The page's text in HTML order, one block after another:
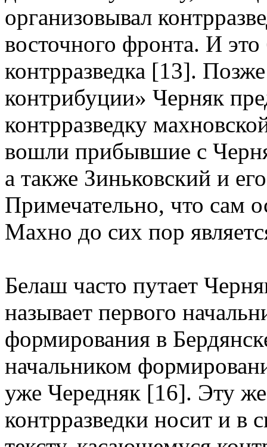
организовывал
восточного фронта. И это
контрразведка [13].
контрибуции» Черняк
контрразведку
вошли прибывшие с
а также Зиньковский и
Примечательно, что сам
Махно до сих пор
Белаш часто путает
называет первого
формирования в
начальником
уже Чередняк [16]. Эту
контрразведки носит и в